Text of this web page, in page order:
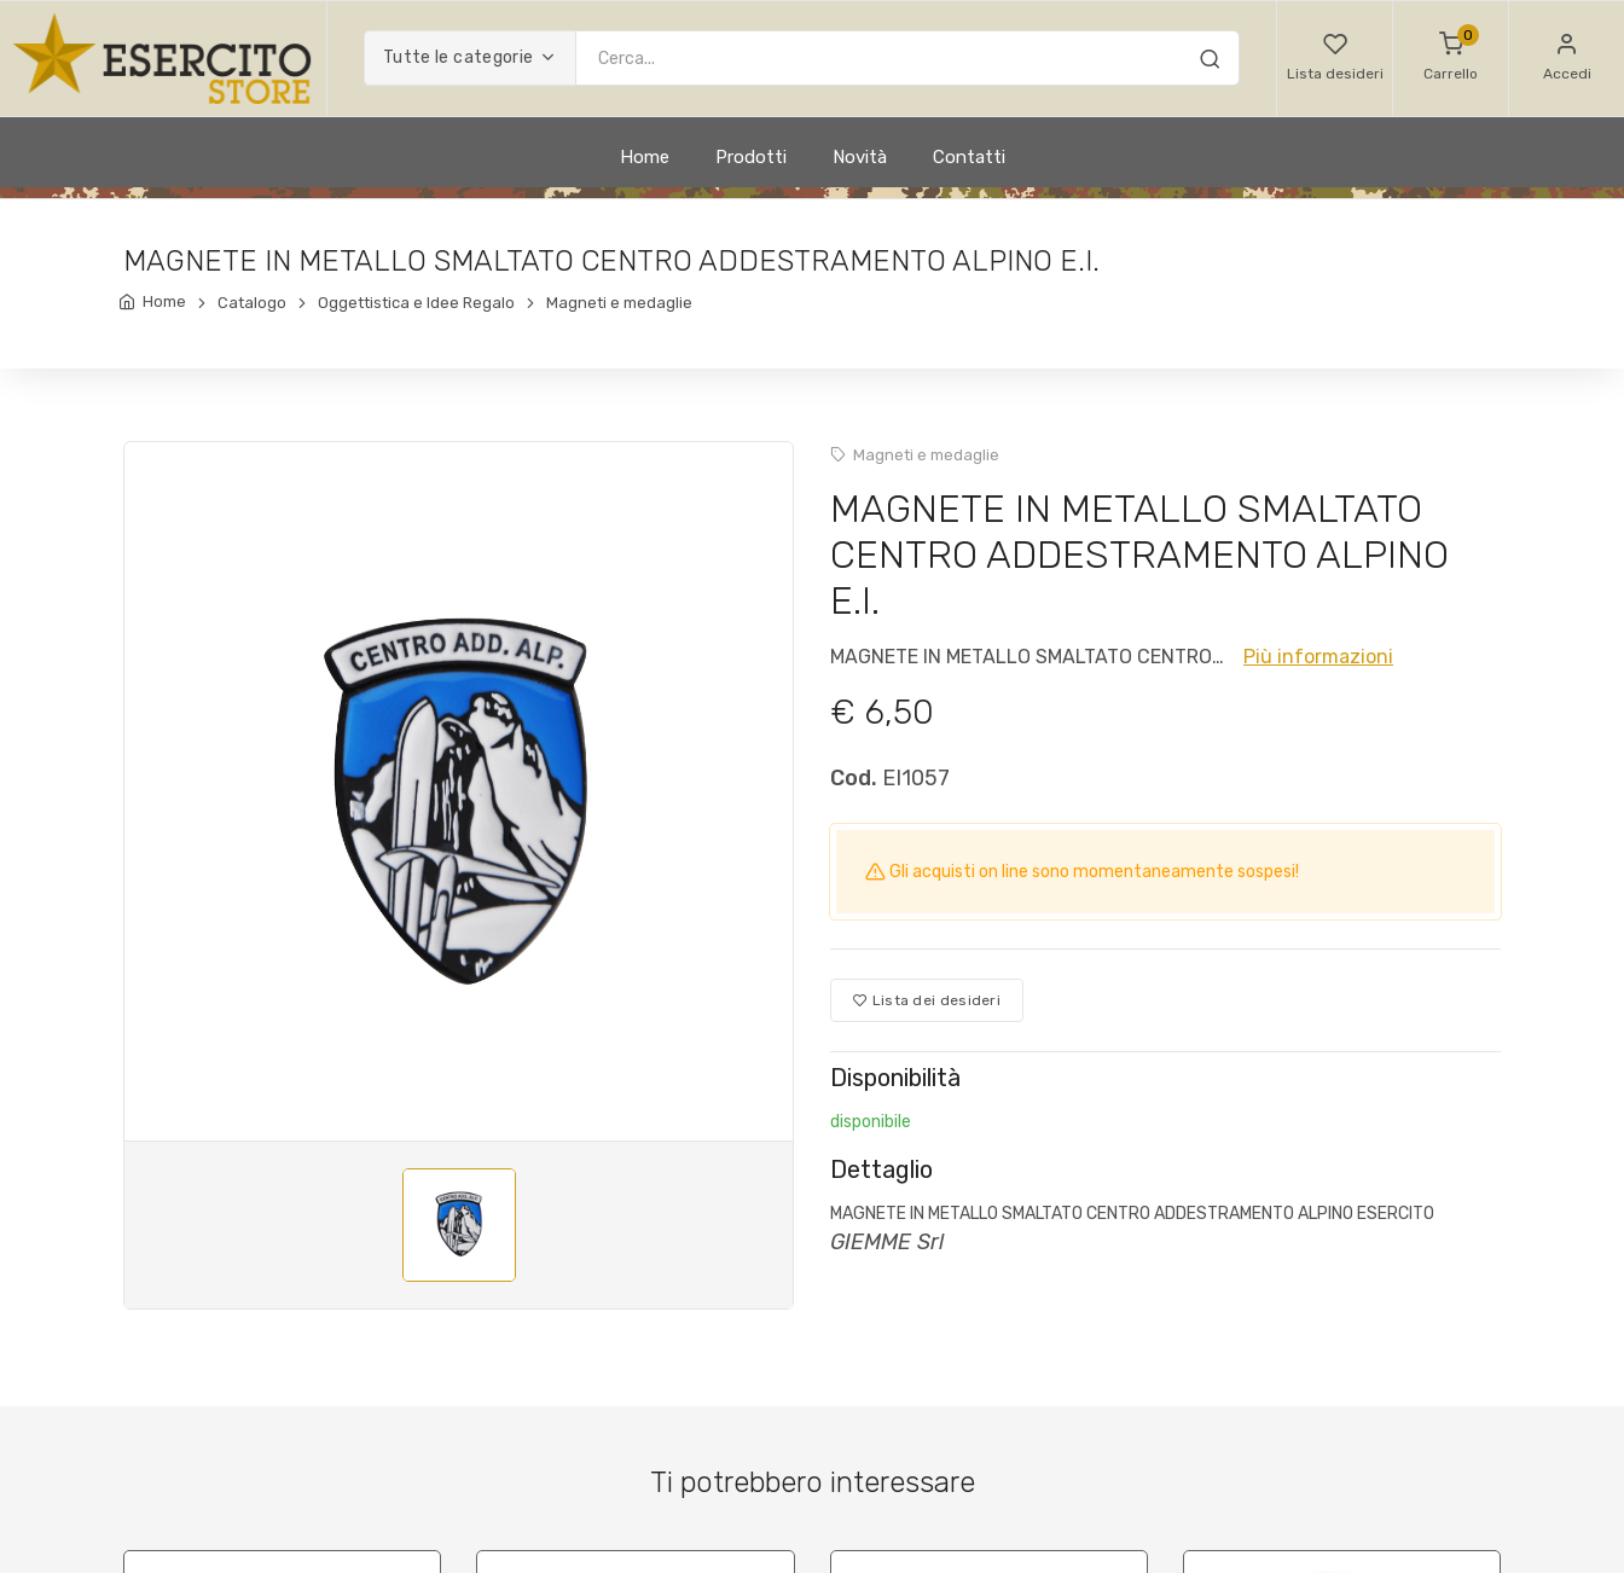
Tutte le categorie
Lista desideri
0
Carrello Accedi
Home Prodotti Novità Contatti
MAGNETE IN METALLO SMALTATO CENTRO ADDESTRAMENTO ALPINO E.I.
Home Catalogo Oggettistica e Idee Regalo Magneti e medaglie
Magneti e medaglie
MAGNETE IN METALLO SMALTATO
CENTRO ADDESTRAMENTO ALPINO
E.I.
MAGNETE IN METALLO SMALTATO CENTRO… Più informazioni
€ 6,50
Cod. EI1057
Gli acquisti on line sono momentaneamente sospesi!
Lista dei desideri
Disponibilità
disponibile
Dettaglio
MAGNETE IN METALLO SMALTATO CENTRO ADDESTRAMENTO ALPINO ESERCITO
GIEMME Srl
Ti potrebbero interessare